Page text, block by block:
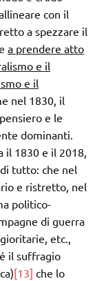
con il
a spezzare il
a prendere atto
e il
e il
nel 1830, il
e le
dominanti.
il 1830 e il 2018,
tutto: che nel
e ristretto, nel
politico-
di guerra
etc.,
il suffragio
[13] che lo